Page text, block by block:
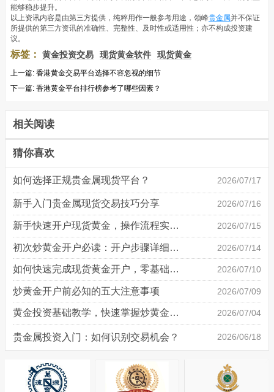
能够稳步提升。
以上资讯内容是由第三方提供，纯粹用作一般参考用途，领峰贵金属并不保证
所提供的第三方资讯的准确性、完整性、及时性或适用性；亦不构成投资建
议。
标签： 黄金投资交易 现货黄金软件 现货黄金
上一篇: 香港黄金交易平台选择不容忽视的细节
下一篇: 香港黄金平台排行榜参考了哪些因素？
相关阅读
猜你喜欢
如何选择正规贵金属现货平台？ 2026/07/17
新手入门贵金属现货交易技巧分享 2026/07/16
新手快速开户现货黄金，操作流程实操详解 2026/07/15
初次炒黄金开户必读：开户步骤详细说明 2026/07/14
如何快速完成现货黄金开户，零基础也能轻松上手 2026/07/10
炒黄金开户前必知的五大注意事项 2026/07/09
黄金投资基础教学，快速掌握炒黄金技巧 2026/07/04
贵金属投资入门：如何识别交易机会？ 2026/06/18